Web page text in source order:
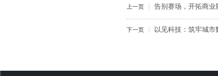
上一页 告别赛场，开拓商
下一页 以见科技：筑牢城